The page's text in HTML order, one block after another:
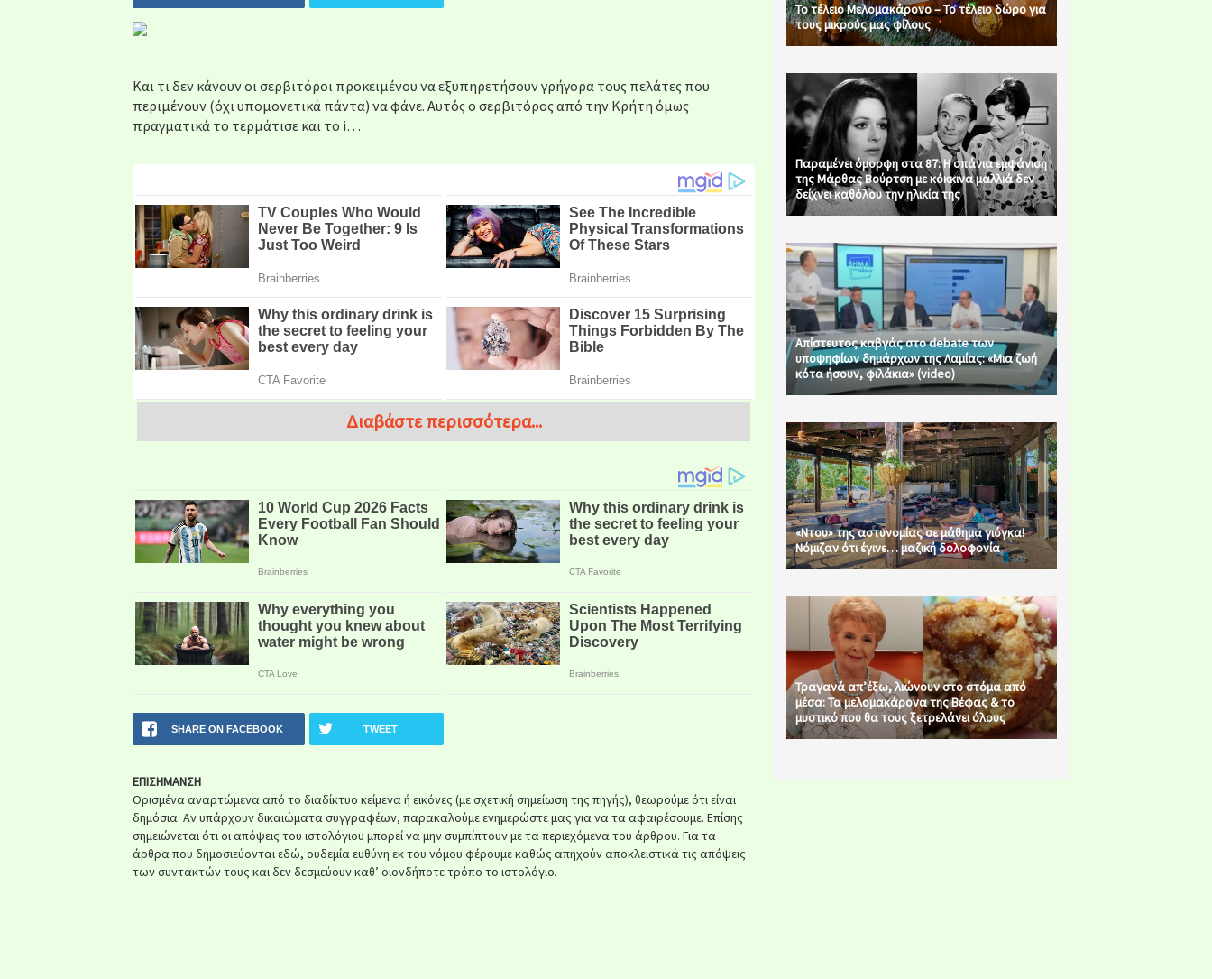
Και τι δεν κάνουν οι σερβιτόροι προκειμένου να εξυπηρετήσουν γρήγορα τους πελάτες που
περιμένουν (όχι υπομονετικά πάντα) να φάνε. Αυτός ο σερβιτόρος από την Κρήτη όμως
πραγματικά το τερμάτισε και το i…
Διαβάστε περισσότερα...
SHARE ON FACEBOOK TWEET
ΕΠΙΣΗΜΑΝΣΗ
Ορισμένα αναρτώμενα από το διαδίκτυο κείμενα ή εικόνες (με σχετική σημείωση της πηγής), θεωρούμε ότι είναι
δημόσια. Αν υπάρχουν δικαιώματα συγγραφέων, παρακαλούμε ενημερώστε μας για να τα αφαιρέσουμε. Επίσης
σημειώνεται ότι οι απόψεις του ιστολόγιου μπορεί να μην συμπίπτουν με τα περιεχόμενα του άρθρου. Για τα
άρθρα που δημοσιεύονται εδώ, ουδεμία ευθύνη εκ του νόμου φέρουμε καθώς απηχούν αποκλειστικά τις απόψεις
των συντακτών τους και δεν δεσμεύουν καθ’ οιονδήποτε τρόπο το ιστολόγιο.
Το τέλειο Μελομακάρονο – Το τέλειο δώρο για
τους μικρούς μας φίλους
Παραμένει όμορφη στα 87: Η σπάνια εμφάνιση
της Μάρθας Βούρτση με κόκκινα μαλλιά δεν
δείχνει καθόλου την ηλικία της
Απίστευτος καβγάς στο debate των
υποψηφίων δημάρχων της Λαμίας: «Μια ζωή
κότα ήσουν, φιλάκια» (video)
«Ντου» της αστυνομίας σε μάθημα γιόγκα!
Νόμιζαν ότι έγινε… μαζική δολοφονία
Τραγανά απ’έξω, λιώνουν στο στόμα από
μέσα: Τα μελομακάρονα της Βέφας & το
μυστικό που θα τους ξετρελάνει όλους